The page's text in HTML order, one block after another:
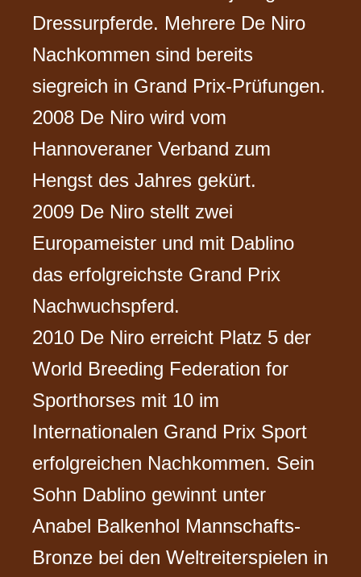
Dressurpferde. Mehrere De Niro
Nachkommen sind bereits
siegreich in Grand Prix-Prüfungen.
2008 De Niro wird vom
Hannoveraner Verband zum
Hengst des Jahres gekürt.
2009 De Niro stellt zwei
Europameister und mit Dablino
das erfolgreichste Grand Prix
Nachwuchspferd.
2010 De Niro erreicht Platz 5 der
World Breeding Federation for
Sporthorses mit 10 im
Internationalen Grand Prix Sport
erfolgreichen Nachkommen. Sein
Sohn Dablino gewinnt unter
Anabel Balkenhol Mannschafts-
Bronze bei den Weltreiterspielen in